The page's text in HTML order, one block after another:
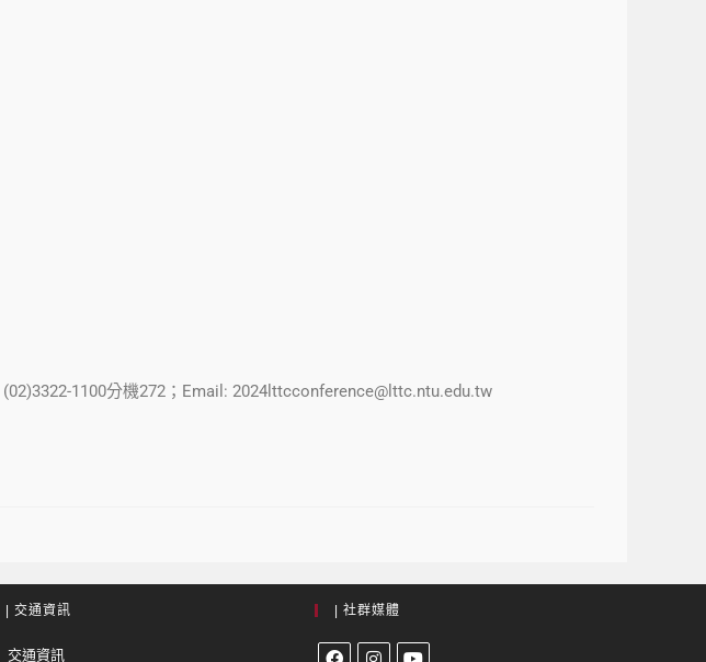
1100分機272；Email: 2024lttcconference@lttc.ntu.edu.tw
| 交通資訊
交通資訊
| 社群媒體